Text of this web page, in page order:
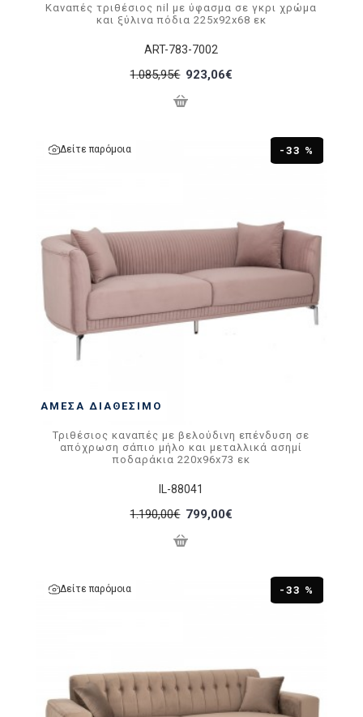
ART-783-7002
Καναπές τριθέσιος nil με ύφασμα σε γκρι χρώμα
και ξύλινα πόδια 225x92x68 εκ
1.085,95€ 923,06€
ΆΜΕΣΑ ΔΙΑΘΈΣΙΜΟ
-33 %
Δείτε παρόμοια
IL-88041
Τριθέσιος καναπές με βελούδινη επένδυση σε
απόχρωση σάπιο μήλο και μεταλλικά ασημί
ποδαράκια 220x96x73 εκ
1.190,00€ 799,00€
-33 %
Δείτε παρόμοια